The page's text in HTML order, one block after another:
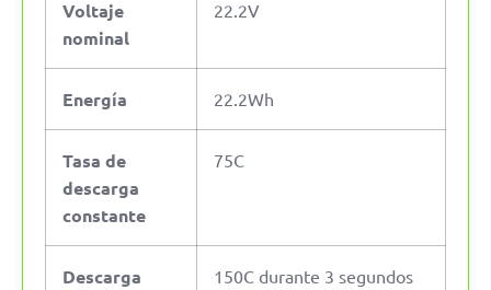
Voltaje
nominal
22.2V
Energía 22.2Wh
Tasa de
descarga
constante
75C
Descarga
150C durante 3 segundos